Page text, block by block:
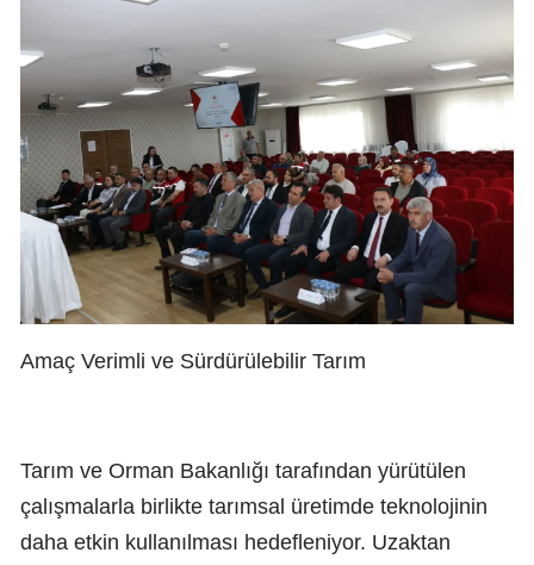
Amaç Verimli ve Sürdürülebilir Tarım
Tarım ve Orman Bakanlığı tarafından yürütülen
çalışmalarla birlikte tarımsal üretimde teknolojinin
daha etkin kullanılması hedefleniyor. Uzaktan